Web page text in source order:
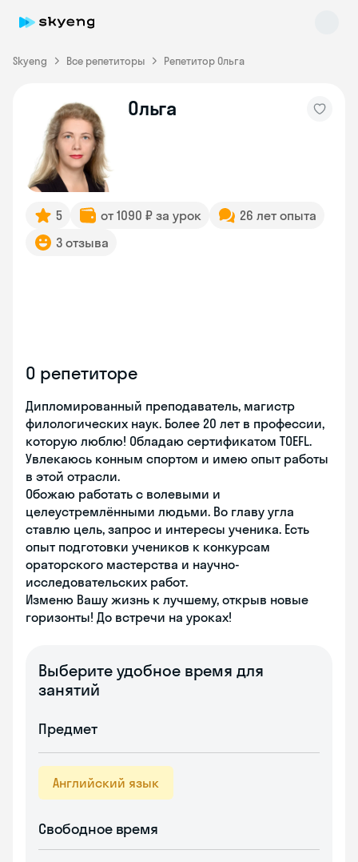
Skyeng Все репетиторы Репетитор Ольга
Ольга
5 от 1090 ₽ за урок
26 лет опыта
3 отзыва
О репетиторе
Дипломированный преподаватель, магистр
филологических наук. Более 20 лет в профессии,
которую люблю! Обладаю сертификатом TOEFL.
Увлекаюсь конным спортом и имею опыт работы
в этой отрасли.
Обожаю работать с волевыми и
целеустремлёнными людьми. Во главу угла
ставлю цель, запрос и интересы ученика. Есть
опыт подготовки учеников к конкурсам
ораторского мастерства и научно-
исследовательских работ.
Изменю Вашу жизнь к лучшему, открыв новые
горизонты! До встречи на уроках!
Выберите удобное время для
занятий
Предмет
Английский язык
Свободное время
Skyeng Chat
online